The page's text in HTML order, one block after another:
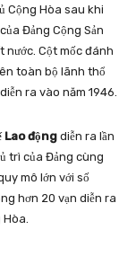
Cộng Hòa sau khi
Đảng Cộng Sản
nước. Cột mốc đánh
toàn bộ lãnh thổ
ra vào năm 1946.
Lao động diễn ra lần
trì của Đảng cùng
mô lớn với số
hơn 20 vạn diễn ra
Hòa.